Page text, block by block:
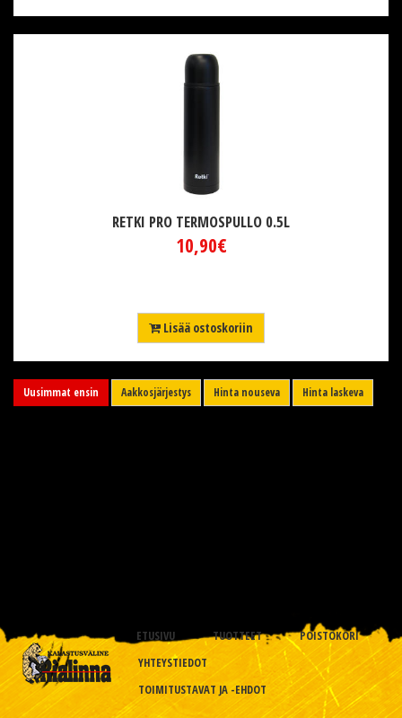
RETKI PRO TERMOSPULLO 0.5L
10,90€
Lisää ostoskoriin
Uusimmat ensin Aakkosjärjestys Hinta nouseva Hinta laskeva
ETUSIVU TUOTTEET
POISTOKORI
YHTEYSTIEDOT
TOIMITUSTAVAT JA -EHDOT